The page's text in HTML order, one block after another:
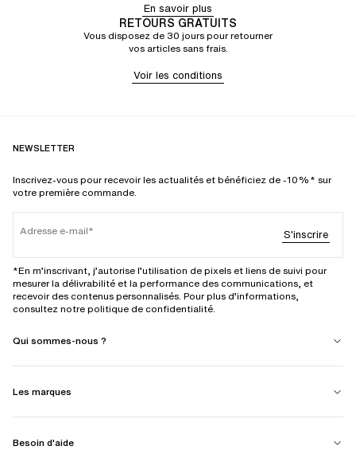
En savoir plus
RETOURS GRATUITS
Vous disposez de 30 jours pour retourner
vos articles sans frais.
Voir les conditions
NEWSLETTER
Inscrivez-vous pour recevoir les actualités et bénéficiez de -10%* sur
votre première commande.
Adresse e-mail S'inscrire
*En m’inscrivant, j’autorise l’utilisation de pixels et liens de suivi pour
mesurer la délivrabilité et la performance des communications, et
recevoir des contenus personnalisés. Pour plus d’informations,
consultez notre politique de confidentialité.
Qui sommes-nous ?
Les marques
Besoin d'aide